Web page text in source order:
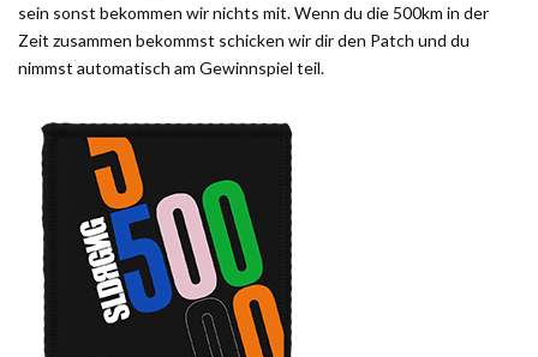
sein sonst bekommen wir nichts mit. Wenn du die 500km in der
Zeit zusammen bekommst schicken wir dir den Patch und du
nimmst automatisch am Gewinnspiel teil.